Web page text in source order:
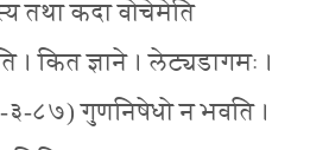
तथा कदा वोचेमेति
। कित ज्ञाने । लेट्यडागमः ।
३-८७) गुणनिषेधो न भवति ।